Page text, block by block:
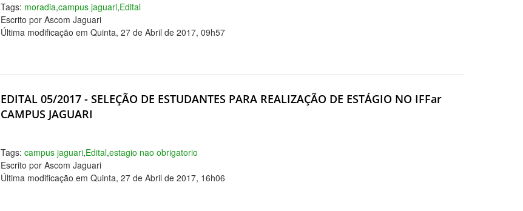
Tags: moradia,campus jaguari,Edital
Escrito por Ascom Jaguari
Última modificação em Quinta, 27 de Abril de 2017, 09h57
EDITAL 05/2017 - SELEÇÃO DE ESTUDANTES PARA REALIZAÇÃO DE ESTÁGIO NO IFFar
CAMPUS JAGUARI
Tags:campus jaguari,Edital,estagio nao obrigatorio
Escrito por Ascom Jaguari
Última modificação em Quinta, 27 de Abril de 2017, 16h06